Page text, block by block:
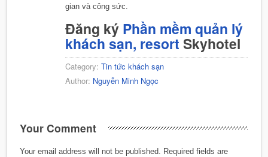
gian và công sức.
Đăng ký Phần mềm quản lý
khách sạn, resort Skyhotel
Category: Tin tức khách sạn
Author: Nguyễn Minh Ngọc
Your Comment
Your email address will not be published.
Required fields are